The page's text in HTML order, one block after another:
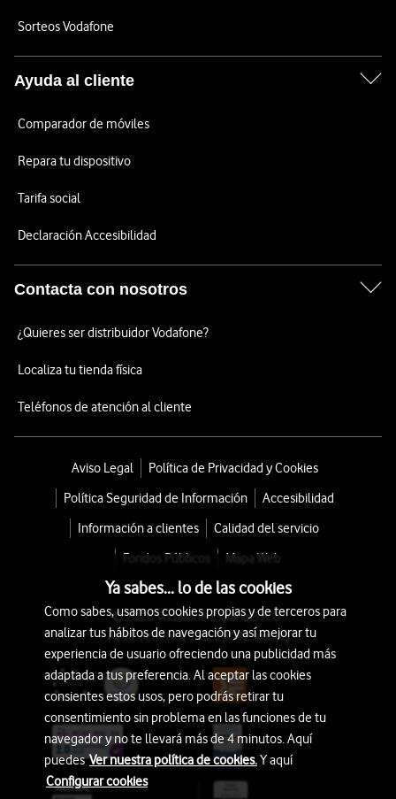
Sorteos Vodafone
Ayuda al cliente
Comparador de móviles
Repara tu dispositivo
Tarifa social
Declaración Accesibilidad
Contacta con nosotros
¿Quieres ser distribuidor Vodafone?
Localiza tu tienda física
Teléfonos de atención al cliente
Aviso Legal
Política de Privacidad y Cookies
Política Seguridad de Información
Accesibilidad
Información a clientes
Calidad del servicio
Fondos Públicos
Mapa Web
© 2026 Vodafone España S.A.U.
Avda. América 115, 28042 Madrid
Ya sabes... lo de las cookies
Como sabes, usamos cookies propias y de terceros para
analizar tus hábitos de navegación y así mejorar tu
experiencia de usuario ofreciendo una publicidad más
adaptada a tus preferencia. Al aceptar las cookies
consientes estos usos, pero podrás retirar tu
consentimiento sin problema en las funciones de tu
navegador y no te llevará más de 4 minutos. Aquí
puedesVer nuestra política de cookies.Y aquí
Configurar cookies